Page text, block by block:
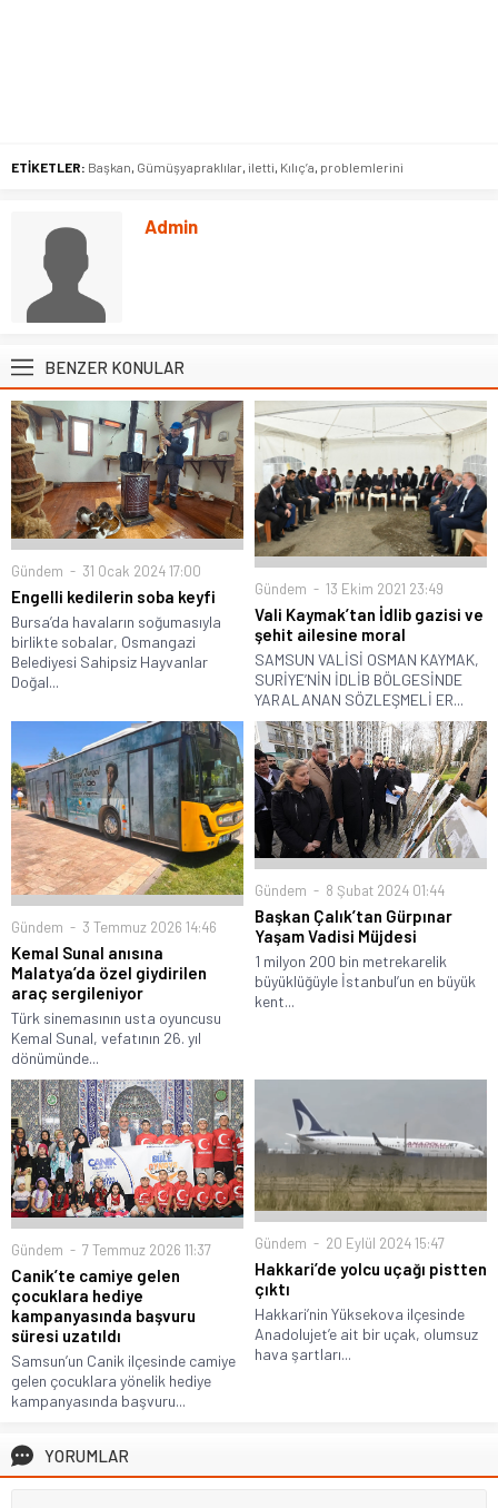
ETİKETLER: Başkan, Gümüşyapraklılar, iletti, Kılıç’a, problemlerini
Admin
BENZER KONULAR
Gündem 31 Ocak 2024 17:00
Engelli kedilerin soba keyfi
Bursa’da havaların soğumasıyla
birlikte sobalar, Osmangazi
Belediyesi Sahipsiz Hayvanlar
Doğal...
Gündem 13 Ekim 2021 23:49
Vali Kaymak’tan İdlib gazisi ve
şehit ailesine moral
SAMSUN VALİSİ OSMAN KAYMAK,
SURİYE’NİN İDLİB BÖLGESİNDE
YARALANAN SÖZLEŞMELİ ER...
Gündem 3 Temmuz 2026 14:46
Kemal Sunal anısına
Malatya’da özel giydirilen
araç sergileniyor
Türk sinemasının usta oyuncusu
Kemal Sunal, vefatının 26. yıl
dönümünde...
Gündem 8 Şubat 2024 01:44
Başkan Çalık’tan Gürpınar
Yaşam Vadisi Müjdesi
1 milyon 200 bin metrekarelik
büyüklüğüyle İstanbul’un en büyük
kent...
Gündem 7 Temmuz 2026 11:37
Canik’te camiye gelen
çocuklara hediye
kampanyasında başvuru
süresi uzatıldı
Samsun’un Canik ilçesinde camiye
gelen çocuklara yönelik hediye
kampanyasında başvuru...
Gündem 20 Eylül 2024 15:47
Hakkari’de yolcu uçağı pistten
çıktı
Hakkari’nin Yüksekova ilçesinde
Anadolujet’e ait bir uçak, olumsuz
hava şartları...
YORUMLAR